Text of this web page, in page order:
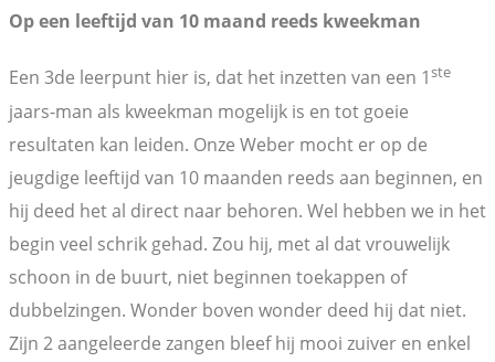
Op een leeftijd van 10 maand reeds kweekman
Een 3de leerpunt hier is, dat het inzetten van een 1ste
jaars-man als kweekman mogelijk is en tot goeie
resultaten kan leiden. Onze Weber mocht er op de
jeugdige leeftijd van 10 maanden reeds aan beginnen, en
hij deed het al direct naar behoren. Wel hebben we in het
begin veel schrik gehad. Zou hij, met al dat vrouwelijk
schoon in de buurt, niet beginnen toekappen of
dubbelzingen. Wonder boven wonder deed hij dat niet.
Zijn 2 aangeleerde zangen bleef hij mooi zuiver en enkel